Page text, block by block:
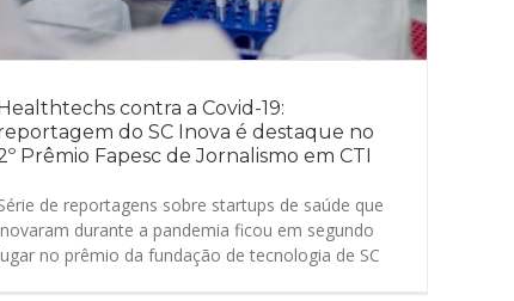
Healthtechs contra a Covid-19:
do SC Inova é destaque no
Prêmio Fapesc de Jornalismo em CTI
de reportagens sobre startups de saúde que
durante a pandemia ficou em segundo
no prêmio da fundação de tecnologia de SC